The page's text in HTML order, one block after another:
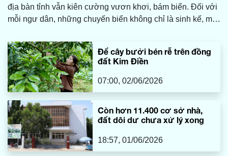
địa bàn tỉnh vẫn kiên cường vươn khơi, bám biển. Đối với
mỗi ngư dân, những chuyến biển không chỉ là sinh kế, mà
còn khẳng định sự hiện diện thường xuyên của ngư dân
Việt Nam trên ngư trường truyền thống.Để cây bưởi bén rễ trên đồng
đất Kim Điền
07:00, 02/06/2026
Còn hơn 11.400 cơ sở nhà,
đất dôi dư chưa xử lý xong
18:57, 01/06/2026